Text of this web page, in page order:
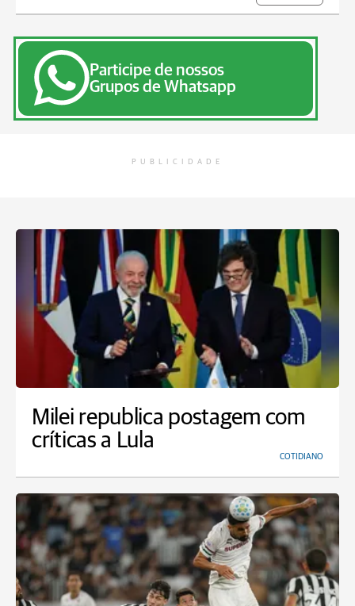
Participe de nossos
Grupos de Whatsapp
PUBLICIDADE
Milei republica postagem com
críticas a Lula
COTIDIANO